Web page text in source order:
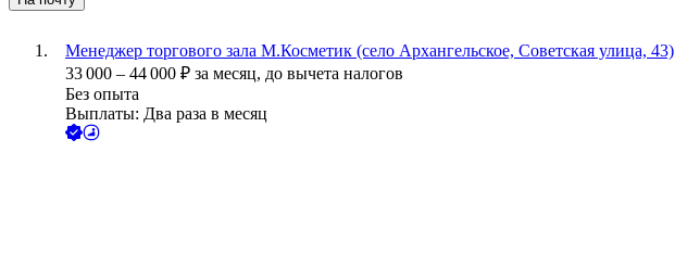
Менеджер торгового зала М.Косметик (село Архангельское, Советская улица, 43)
33 000 – 44 000 ₽ за месяц, до вычета налогов
Без опыта
Выплаты: Два раза в месяц